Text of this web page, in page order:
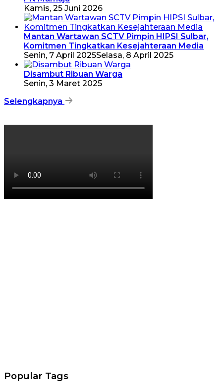
Kamis, 25 Juni 2026
Mantan Wartawan SCTV Pimpin HIPSI Sulbar,
Komitmen Tingkatkan Kesejahteraan Media
Senin, 7 April 2025Selasa, 8 April 2025
Disambut Ribuan Warga
Senin, 3 Maret 2025
Selengkapnya
Popular Tags